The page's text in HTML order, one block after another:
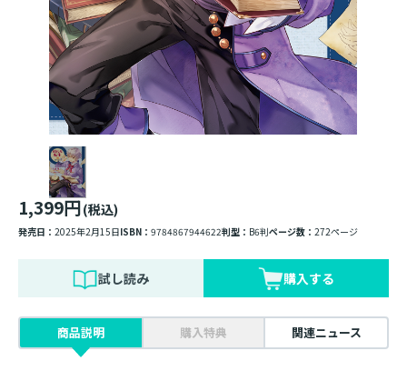
1,399円(税込)
発売日： 2025年2月15日ISBN： 9784867944622判型： B6判ページ数： 272ページ
試し読み 購入する
商品説明 購入特典 関連ニュース